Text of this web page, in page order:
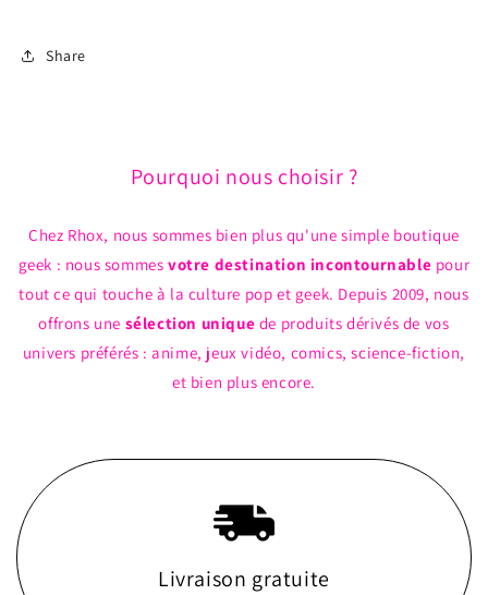
Share
Pourquoi nous choisir ?
Chez Rhox, nous sommes bien plus qu'une simple boutique
geek : nous sommesvotre destination incontournable pour
tout ce qui touche à la culture pop et geek. Depuis 2009, nous
offrons une sélection unique de produits dérivés de vos
univers préférés : anime, jeux vidéo, comics, science-fiction,
et bien plus encore.
Livraison gratuite